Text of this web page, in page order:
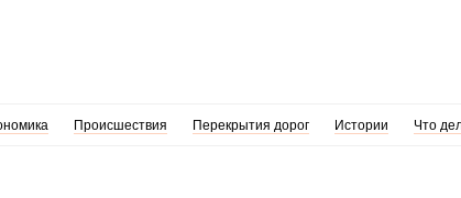
Происшествия Перекрытия дорог Истории Что